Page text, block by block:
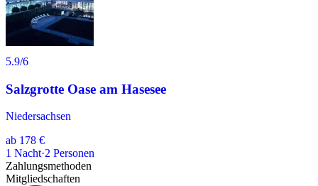
5.9/6
Salzgrotte Oase am Hasesee
Niedersachsen
ab 178 €
1 Nacht·2 Personen
Zahlungsmethoden
Mitgliedschaften